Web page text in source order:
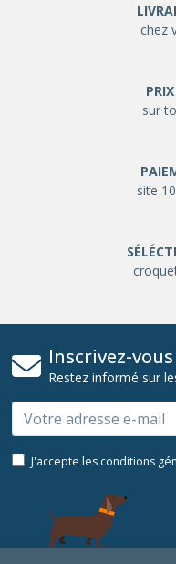
chez
sur
site
Inscrivez-
Restez informé sur
Email
J'accepte les conditions